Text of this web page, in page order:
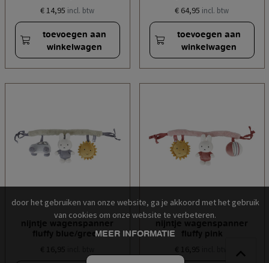
€ 14,95 incl. btw
toevoegen aan
winkelwagen
€ 64,95 incl. btw
toevoegen aan
winkelwagen
fluffy blue/green
door het gebruiken van onze website, ga je akkoord met het gebruik
van cookies om onze website te verbeteren.
MEER INFORMATIE